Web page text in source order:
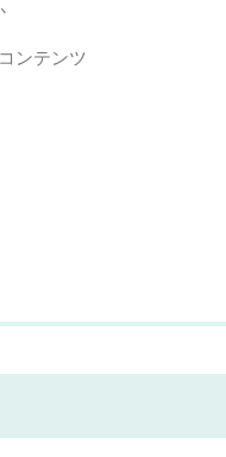
ンテンツ